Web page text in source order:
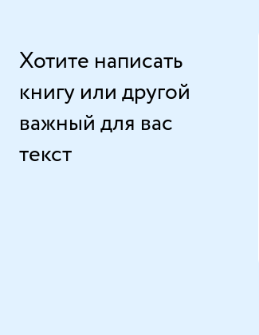
Хотите написать
книгу или другой
важный для вас
текст